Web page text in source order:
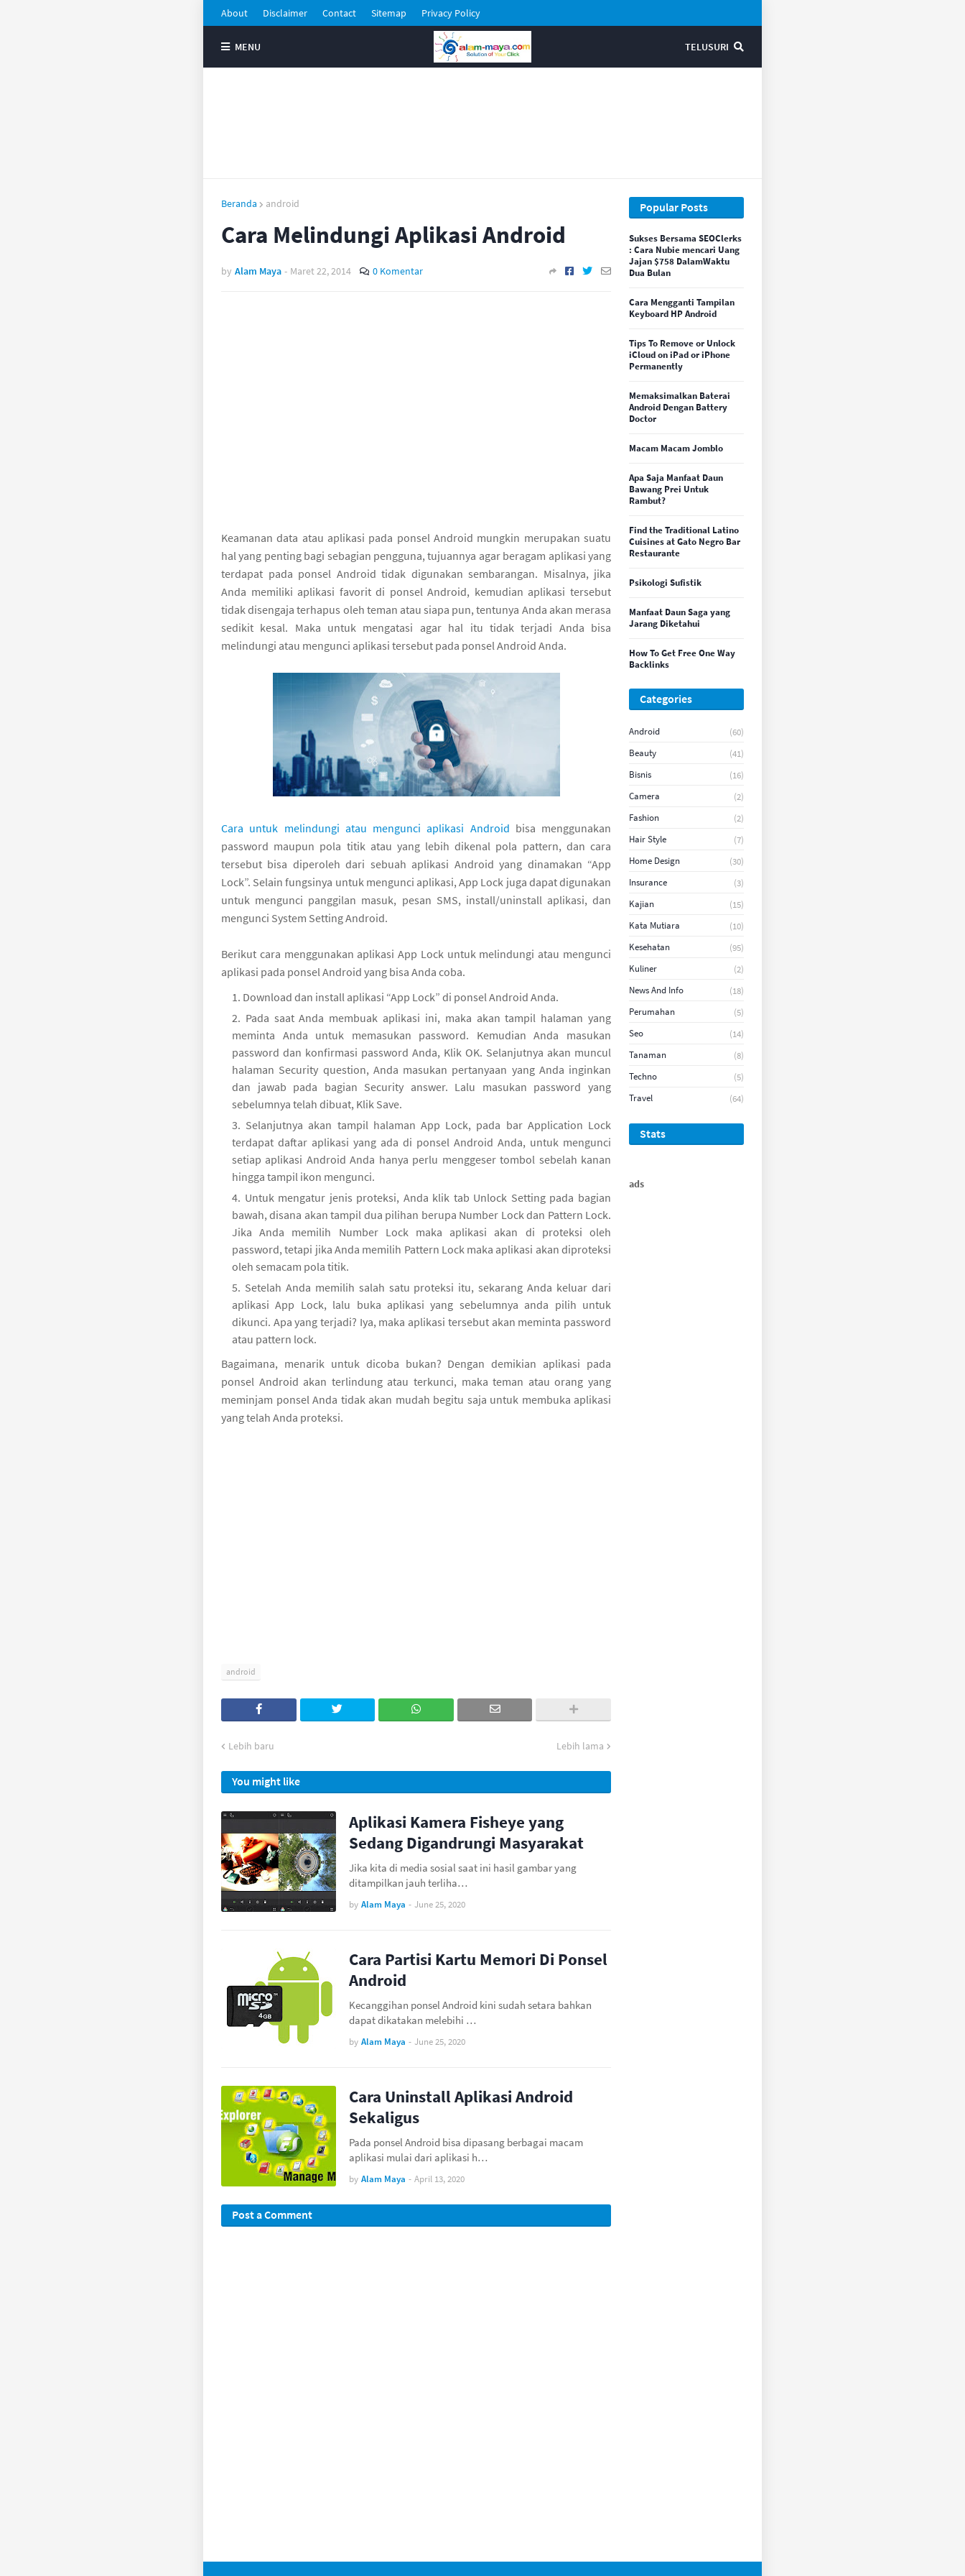
About Disclaimer Contact Sitemap Privacy Policy
MENU TELUSURI
Beranda android
Cara Melindungi Aplikasi Android
by Alam Maya - Maret 22, 2014 0 Komentar
Keamanan data atau aplikasi pada ponsel Android mungkin merupakan suatu
hal yang penting bagi sebagian pengguna, tujuannya agar beragam aplikasi yang
terdapat pada ponsel Android tidak digunakan sembarangan. Misalnya, jika
Anda memiliki aplikasi favorit di ponsel Android, kemudian aplikasi tersebut
tidak disengaja terhapus oleh teman atau siapa pun, tentunya Anda akan merasa
sedikit kesal. Maka untuk mengatasi agar hal itu tidak terjadi Anda bisa
melindungi atau mengunci aplikasi tersebut pada ponsel Android Anda.
Cara untuk melindungi atau mengunci aplikasi Android bisa menggunakan
password maupun pola titik atau yang lebih dikenal pola pattern, dan cara
tersebut bisa diperoleh dari sebuah aplikasi Android yang dinamakan “App
Lock”. Selain fungsinya untuk mengunci aplikasi, App Lock juga dapat digunakan
untuk mengunci panggilan masuk, pesan SMS, install/uninstall aplikasi, dan
mengunci System Setting Android.
Berikut cara menggunakan aplikasi App Lock untuk melindungi atau mengunci
aplikasi pada ponsel Android yang bisa Anda coba.
Download dan install aplikasi “App Lock” di ponsel Android Anda.
Pada saat Anda membuak aplikasi ini, maka akan tampil halaman yang
meminta Anda untuk memasukan password. Kemudian Anda masukan
password dan konfirmasi password Anda, Klik OK. Selanjutnya akan muncul
halaman Security question, Anda masukan pertanyaan yang Anda inginkan
dan jawab pada bagian Security answer. Lalu masukan password yang
sebelumnya telah dibuat, Klik Save.
Selanjutnya akan tampil halaman App Lock, pada bar Application Lock
terdapat daftar aplikasi yang ada di ponsel Android Anda, untuk mengunci
setiap aplikasi Android Anda hanya perlu menggeser tombol sebelah kanan
hingga tampil ikon mengunci.
Untuk mengatur jenis proteksi, Anda klik tab Unlock Setting pada bagian
bawah, disana akan tampil dua pilihan berupa Number Lock dan Pattern Lock.
Jika Anda memilih Number Lock maka aplikasi akan di proteksi oleh
password, tetapi jika Anda memilih Pattern Lock maka aplikasi akan diproteksi
oleh semacam pola titik.
Setelah Anda memilih salah satu proteksi itu, sekarang Anda keluar dari
aplikasi App Lock, lalu buka aplikasi yang sebelumnya anda pilih untuk
dikunci. Apa yang terjadi? Iya, maka aplikasi tersebut akan meminta password
atau pattern lock.
Bagaimana, menarik untuk dicoba bukan? Dengan demikian aplikasi pada
ponsel Android akan terlindung atau terkunci, maka teman atau orang yang
meminjam ponsel Anda tidak akan mudah begitu saja untuk membuka aplikasi
yang telah Anda proteksi.
android
Lebih baru Lebih lama
You might like
Aplikasi Kamera Fisheye yang
Sedang Digandrungi Masyarakat
Jika kita di media sosial saat ini hasil gambar yang
ditampilkan jauh terliha…
by Alam Maya - June 25, 2020
Cara Partisi Kartu Memori Di Ponsel
Android
Kecanggihan ponsel Android kini sudah setara bahkan
dapat dikatakan melebihi …
by Alam Maya - June 25, 2020
Cara Uninstall Aplikasi Android
Sekaligus
Pada ponsel Android bisa dipasang berbagai macam
aplikasi mulai dari aplikasi h…
by Alam Maya - April 13, 2020
Post a Comment
Popular Posts
Sukses Bersama SEOClerks
: Cara Nubie mencari Uang
Jajan $758 DalamWaktu
Dua Bulan
Cara Mengganti Tampilan
Keyboard HP Android
Tips To Remove or Unlock
iCloud on iPad or iPhone
Permanently
Memaksimalkan Baterai
Android Dengan Battery
Doctor
Macam Macam Jomblo
Apa Saja Manfaat Daun
Bawang Prei Untuk
Rambut?
Find the Traditional Latino
Cuisines at Gato Negro Bar
Restaurante
Psikologi Sufistik
Manfaat Daun Saga yang
Jarang Diketahui
How To Get Free One Way
Backlinks
Categories
Android
(60)
Beauty
(41)
Bisnis
(16)
Camera
(2)
Fashion
(2)
Hair Style
(7)
Home Design
(30)
Insurance
(3)
Kajian
(15)
Kata Mutiara
(10)
Kesehatan
(95)
Kuliner
(2)
News And Info
(18)
Perumahan
(5)
Seo
(14)
Tanaman
(8)
Techno
(5)
Travel
(64)
Stats
ads